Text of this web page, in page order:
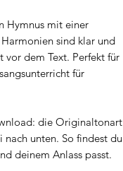
Hymnus mit einer
sind klar und
dem Text. Perfekt für
für
die Originaltonart
nach unten. So findest du
deinem Anlass passt.